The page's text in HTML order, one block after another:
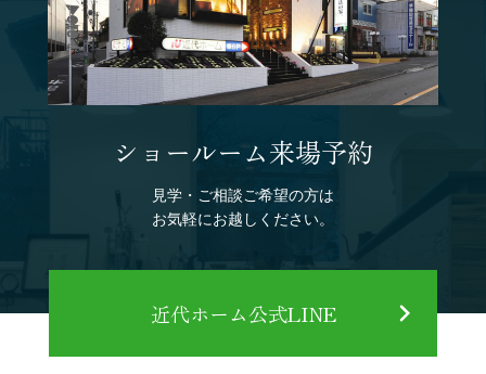
ショールーム来場予約
見学・ご相談ご希望の方は
お気軽にお越しください。
近代ホーム公式LINE